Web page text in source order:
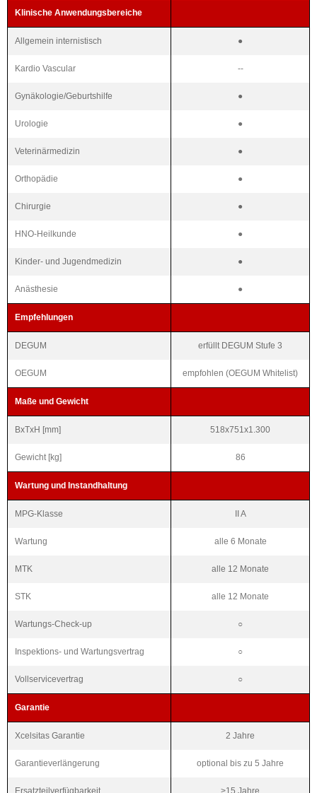
Klinische Anwendungsbereiche
Allgemein internistisch ●
Kardio Vascular --
Gynäkologie/Geburtshilfe ●
Urologie ●
Veterinärmedizin ●
Orthopädie ●
Chirurgie ●
HNO-Heilkunde ●
Kinder- und Jugendmedizin ●
Anästhesie ●
Empfehlungen
DEGUM erfüllt DEGUM Stufe 3
OEGUM empfohlen (OEGUM Whitelist)
Maße und Gewicht
BxTxH [mm] 518x751x1.300
Gewicht [kg] 86
Wartung und Instandhaltung
MPG-Klasse II A
Wartung alle 6 Monate
MTK alle 12 Monate
STK alle 12 Monate
Wartungs-Check-up ○
Inspektions- und Wartungsvertrag ○
Vollservicevertrag ○
Garantie
Xcelsitas Garantie 2 Jahre
Garantieverlängerung optional bis zu 5 Jahre